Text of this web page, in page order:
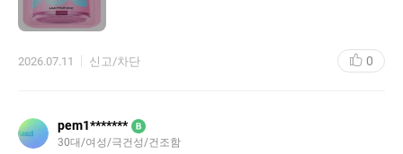
​사용감: 은은하고 고급스러운 리얼 장미 향이 은은하게 퍼져 팩을 하
는 동안 기분 좋은 힐링감을 줍니다. 무겁거나 답답하지 않아 중요
니다.
​한 줄 평
"거칠고 칙칙해진 피부에 화사한 생기와 매끄러운 장미 꽃잎 결을
2026.07.11 신고/차단 0
pem1******* B
30대/여성/극건성/건조함